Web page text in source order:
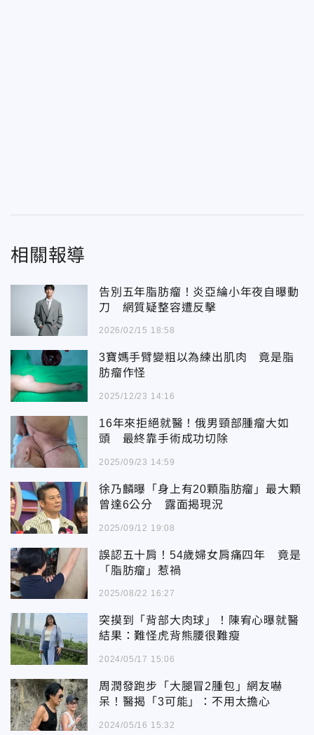
相關報導
告別五年脂肪瘤！炎亞綸小年夜自曝動
刀 網質疑整容遭反擊
2026/02/15 18:58
3寶媽手臂變粗以為練出肌肉 竟是脂
肪瘤作怪
2025/12/23 14:16
16年來拒絕就醫！俄男頸部腫瘤大如
頭 最終靠手術成功切除
2025/09/23 14:59
徐乃麟曝「身上有20顆脂肪瘤」最大顆
曾達6公分 露面揭現況
2025/09/12 19:08
誤認五十肩！54歲婦女肩痛四年 竟是
「脂肪瘤」惹禍
2025/08/22 16:27
突摸到「背部大肉球」！陳宥心曝就醫
結果：難怪虎背熊腰很難瘦
2024/05/17 15:06
周潤發跑步「大腿冒2腫包」網友嚇
呆！醫揭「3可能」：不用太擔心
2024/05/16 15:32